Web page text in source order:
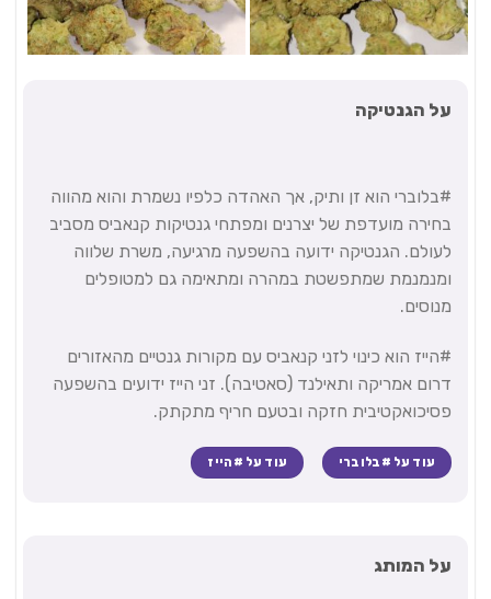
על הגנטיקה
#בלוברי הוא זן ותיק, אך האהדה כלפיו נשמרת והוא מהווה
בחירה מועדפת של יצרנים ומפתחי גנטיקות קנאביס מסביב
לעולם. הגנטיקה ידועה בהשפעה מרגיעה, משרת שלווה
ומנמנמת שמתפשטת במהרה ומתאימה גם למטופלים
מנוסים.
#הייז הוא כינוי לזני קנאביס עם מקורות גנטיים מהאזורים
דרום אמריקה ותאילנד (סאטיבה). זני הייז ידועים בהשפעה
פסיכואקטיבית חזקה ובטעם חריף מתקתק.
עוד על #בלוברי עוד על #הייז
על המותג